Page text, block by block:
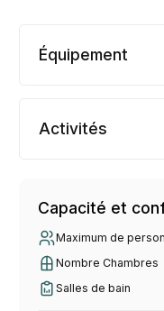
Équipement
Activités
Capacité et
Maximum de
Nombre Chambres
Salles de bain